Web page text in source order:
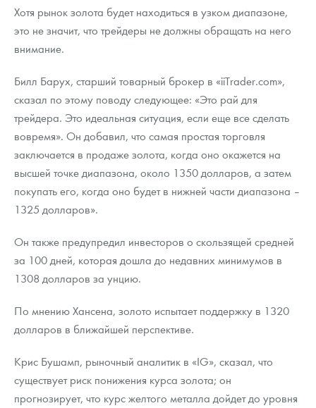
Хотя рынок золота будет находиться в узком диапазоне,
это не значит, что трейдеры не должны обращать на него
внимание.
Билл Барух, старший товарный брокер в «iiTrader.com»,
сказал по этому поводу следующее: «Это рай для
трейдера. Это идеальная ситуация, если еще все сделать
вовремя». Он добавил, что самая простая торговля
заключается в продаже золота, когда оно окажется на
высшей точке диапазона, около 1350 долларов, а затем
покупать его, когда оно будет в нижней части диапазона –
1325 долларов».
Он также предупредил инвесторов о скользящей средней
за 100 дней, которая дошла до недавних минимумов в
1308 долларов за унцию.
По мнению Хансена, золото испытает поддержку в 1320
долларов в ближайшей перспективе.
Крис Бушамп, рыночный аналитик в «IG», сказал, что
существует риск понижения курса золота; он
прогнозирует, что курс желтого металла дойдет до уровня